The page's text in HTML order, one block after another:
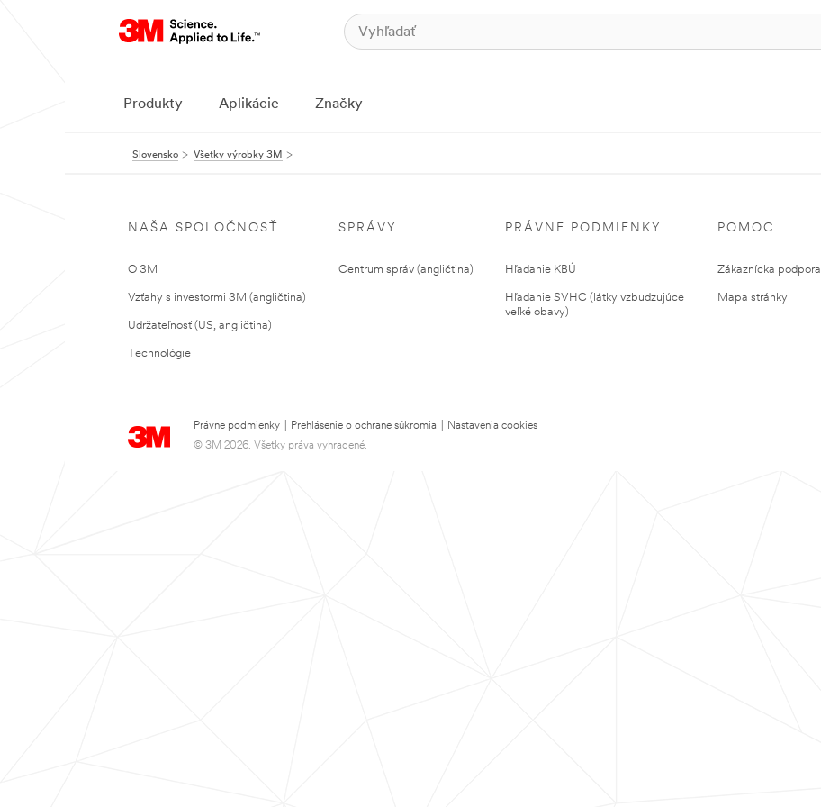
Produkty Aplikácie Značky
Slovensko Všetky výrobky 3M
NAŠA SPOLOČNOSŤ
O 3M
Vzťahy s investormi 3M (angličtina)
Udržateľnosť (US, angličtina)
Technológie
SPRÁVY
Centrum správ (angličtina)
PRÁVNE PODMIENKY
Hľadanie KBÚ
Hľadanie SVHC (látky vzbudzujúce
veľké obavy)
POMOC
Zákaznícka podpora
Mapa stránky
Právne podmienky Prehlásenie o ochrane súkromia
Nastavenia cookies
© 3M 2026. Všetky práva vyhradené.